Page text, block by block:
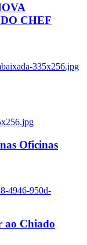
CHEF
335x256.jpg
Oficinas
4946-950d-
ao Chiado